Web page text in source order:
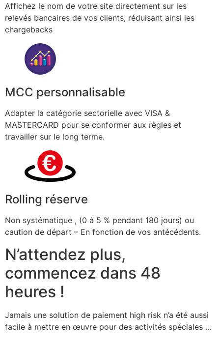
Affichez le nom de votre site directement sur les
relevés bancaires de vos clients, réduisant ainsi les
chargebacks
MCC personnalisable
Adapter la catégorie sectorielle avec VISA &
MASTERCARD pour se conformer aux règles et
travailler sur le long terme.
Rolling réserve
Non systématique , (0 à 5 % pendant 180 jours) ou
caution de départ – En fonction de vos antécédents.
N’attendez plus,
commencez dans 48
heures !
Jamais une solution de paiement high risk n’a été aussi
facile à mettre en œuvre pour des activités spéciales …